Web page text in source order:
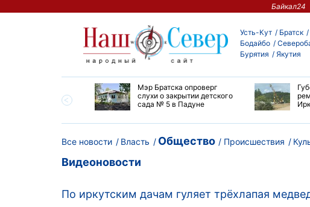
Байкал24
Усть-Кут Братск
Бодайбо
Бурятия
Якутия
Мэр Братска опроверг
слухи о закрытии детского
сада № 5 в Падуне
Все новости Власть Общество Происшествия
Видеоновости
По иркутским дачам гуляет трёхлапая